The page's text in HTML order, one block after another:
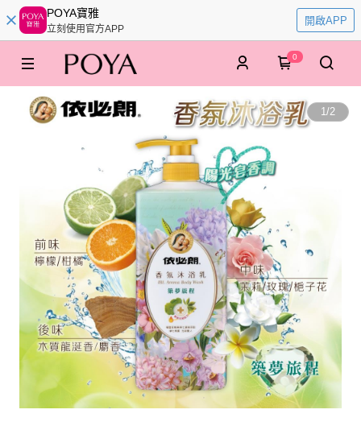
POYA寶雅
立刻使用官方APP
開啟APP
0
1/2